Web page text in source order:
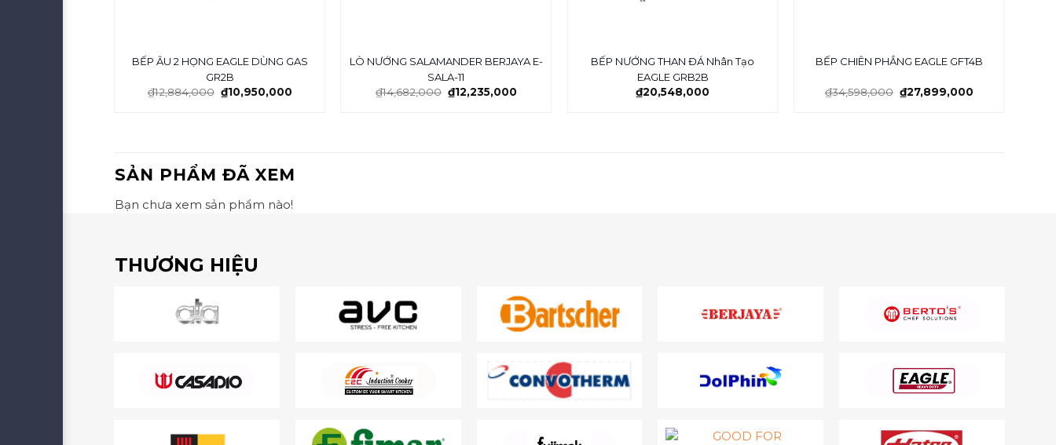
BẾP ÂU 2 HỌNG EAGLE DÙNG GAS
GR2B
₫12,884,000 ₫10,950,000
LÒ NƯỚNG SALAMANDER BERJAYA E-
SALA-11
₫14,682,000 ₫12,235,000
BẾP NƯỚNG THAN ĐÁ Nhân Tạo
EAGLE GRB2B
₫20,548,000
BẾP CHIÊN PHẲNG EAGLE GFT4B
₫34,598,000 ₫27,899,000
SẢN PHẨM ĐÃ XEM
Bạn chưa xem sản phẩm nào!
THƯƠNG HIỆU